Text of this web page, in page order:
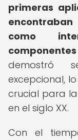
primeras
como
demostró
excepcional,
crucial para
en el siglo XX.
Con el